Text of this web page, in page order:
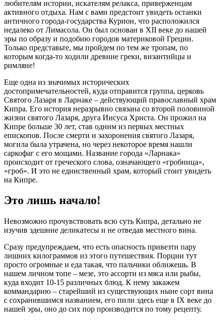
любителям истории, искателям релакса, приверженцам
активного отдыха. Нам с вами предстоит увидеть останки
античного города-государства Курион, что расположился
недалеко от Лимасола. Он был основан в XII веке до нашей
эры по образу и подобию городов материковой Греции.
Только представьте, мы пройдем по тем же тропам, по
которым когда-то ходили древние греки, византийцы и
римляне!
Еще одна из значимых исторических
достопримечательностей, куда отправится группа, церковь
Святого Лазаря в Ларнаке – действующий православный храм
Кипра. Его история неразрывно связана со второй половиной
жизни святого Лазаря, друга Иисуса Христа. Он прожил на
Кипре больше 30 лет, став одним из первых местных
епископов. После смерти и захоронения святого Лазаря,
могила была утрачена, но через некоторое время нашли
саркофаг с его мощами. Название города «Ларнака»
происходит от греческого слова, означающего «гробница»,
«гроб». И это не единственный храм, который стоит увидеть
на Кипре.
Это лишь начало!
Невозможно прочувствовать всю суть Кипра, детально не
изучив здешние деликатесы и не отведав местного вина.
Сразу предупреждаем, что есть опасность привезти пару
лишних килограммов из этого путешествия. Порции тут
просто огромные и еда такая, что пальчики оближешь. В
нашем личном топе – мезе, это ассорти из мяса или рыбы,
куда входит 10-15 различных блюд. К нему закажем
коммандарию – старейший из существующих ныне сорт вина
с сохранившимся названием, его пили здесь еще в IX веке до
нашей эры, оно до сих пор производится по тому рецепту.